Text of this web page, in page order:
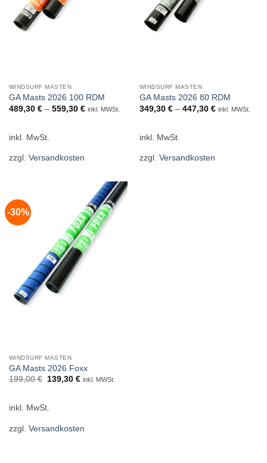
WINDSURF MASTEN
GA Masts 2026 100 RDM
489,30 €– 559,30 € inkl. MWSt.
inkl. MwSt.
zzgl. Versandkosten
WINDSURF MASTEN
GA Masts 2026 80 RDM
349,30 €– 447,30 € inkl. MWSt.
inkl. MwSt.
zzgl. Versandkosten
-30%
WINDSURF MASTEN
GA Masts 2026 Foxx
199,00€
Ursprünglicher
139,30 €Aktueller
inkl. MWSt.
inkl. MwSt.
zzgl. Versandkosten